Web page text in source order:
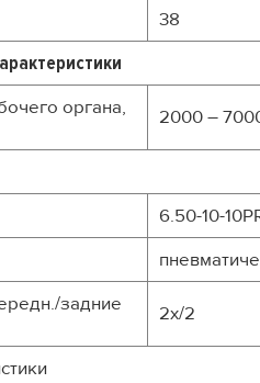
38
органа,
2000 –
6.50-10-
задние
2x/2